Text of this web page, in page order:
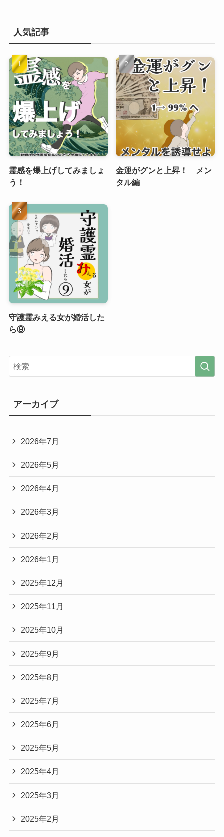
人気記事
霊感を爆上げしてみましょ
う！
金運がグンと上昇！ メン
タル編
守護霊みえる女が婚活した
ら⑨
アーカイブ
2026年7月
2026年5月
2026年4月
2026年3月
2026年2月
2026年1月
2025年12月
2025年11月
2025年10月
2025年9月
2025年8月
2025年7月
2025年6月
2025年5月
2025年4月
2025年3月
2025年2月